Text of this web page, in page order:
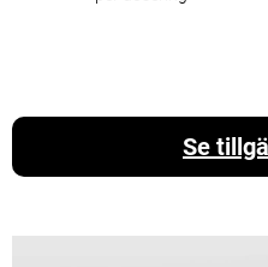
Se